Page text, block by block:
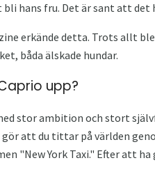
hans fru. Det är sant att det
erkände detta. Trots allt
båda älskade hundar.
upp?
stor ambition och stort
att du tittar på världen
"New York Taxi." Efter att